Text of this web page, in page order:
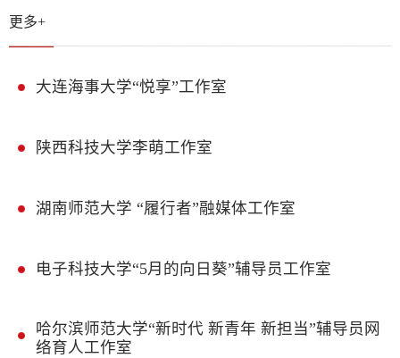
更多+
大连海事大学“悦享”工作室
陕西科技大学李萌工作室
湖南师范大学 “履行者”融媒体工作室
电子科技大学“5月的向日葵”辅导员工作室
哈尔滨师范大学“新时代 新青年 新担当”辅导员网
络育人工作室